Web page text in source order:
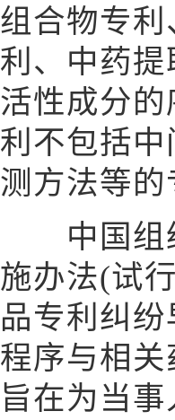
组合物专
利、中药
活性成分
利不包括
测方法等的
中国组织
施办法(试
品专利纠
程序与相
旨在为当